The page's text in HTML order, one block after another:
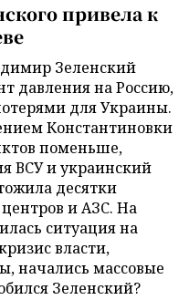
привела к
Зеленский
давления на Россию,
для Украины.
Константиновки
поменьше,
ВСУ и украинский
десятки
центров и АЗС. На
ситуация на
власти,
начались массовые
Зеленский?